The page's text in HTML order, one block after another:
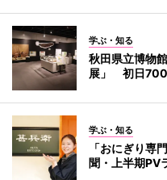
学ぶ・知る
秋田県立博物
展」 初日
学ぶ・知る
「おにぎり
聞・上半期PV